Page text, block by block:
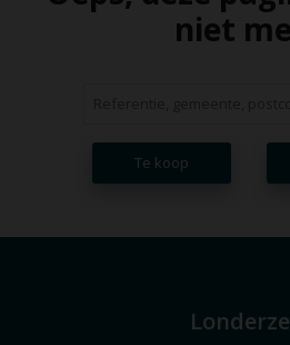
niet
Te koop